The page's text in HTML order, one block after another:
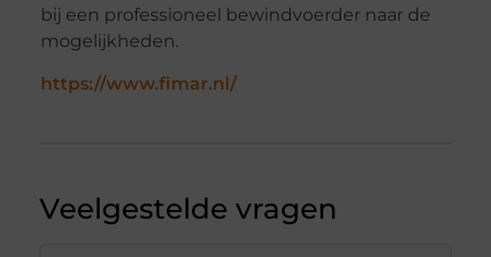
bij een professioneel bewindvoerder naar de
mogelijkheden.
https://www.fimar.nl/
Veelgestelde vragen